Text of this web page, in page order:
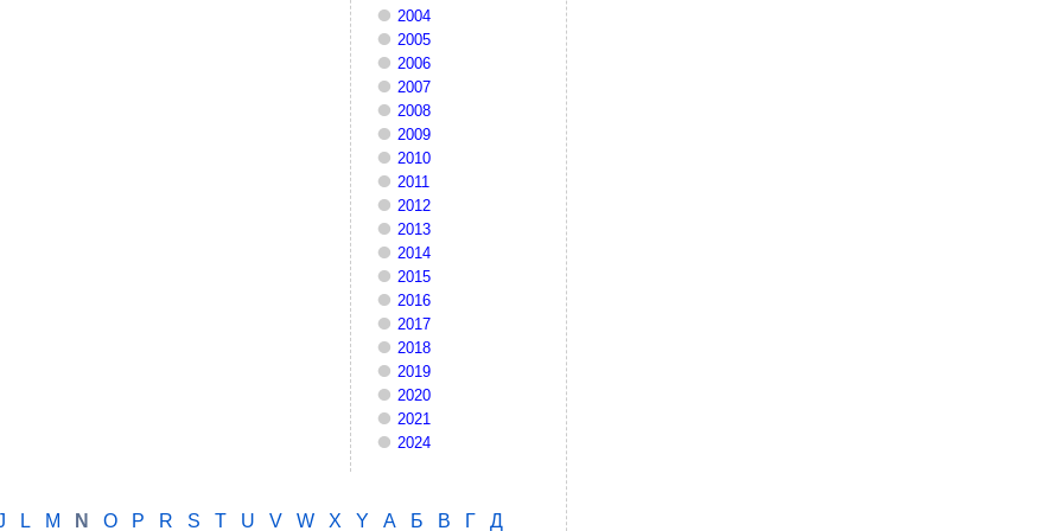
2004
2005
2006
2007
2008
2009
2010
2011
2012
2013
2014
2015
2016
2017
2018
2019
2020
2021
2024
L M N O P R S T U V W X Y А Б В Г
Д